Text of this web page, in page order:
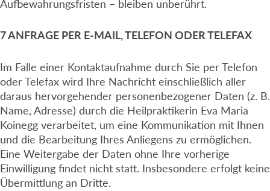
Aufbewahrungsfristen – bleiben unberührt.
7 ANFRAGE PER E-MAIL, TELEFON ODER TELEFAX
Im Falle einer Kontaktaufnahme durch Sie per Telefon
oder Telefax wird Ihre Nachricht einschließlich aller
daraus hervorgehender personenbezogener Daten (z. B.
Name, Adresse) durch die Heilpraktikerin Eva Maria
Koinegg verarbeitet, um eine Kommunikation mit Ihnen
und die Bearbeitung Ihres Anliegens zu ermöglichen.
Eine Weitergabe der Daten ohne Ihre vorherige
Einwilligung findet nicht statt. Insbesondere erfolgt keine
Übermittlung an Dritte.